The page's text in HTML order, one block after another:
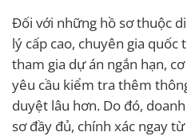
Đối với những hồ sơ thuộc
lý cấp cao, chuyên gia quốc
tham gia dự án ngắn hạn,
yêu cầu kiểm tra thêm
duyệt lâu hơn. Do đó,
sơ đầy đủ, chính xác ngay